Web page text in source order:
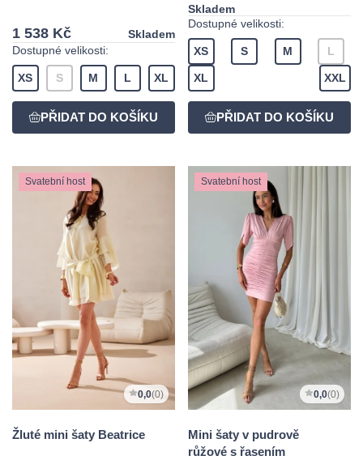
1 538 Kč
Skladem
Dostupné velikosti:
XS S M L XL
Skladem
Dostupné velikosti:
XS S M L
XL XXL
Svatební host
0,0(0)
Žluté mini šaty Beatrice
Svatební host
0,0(0)
Mini šaty v pudrově
růžové s řasením